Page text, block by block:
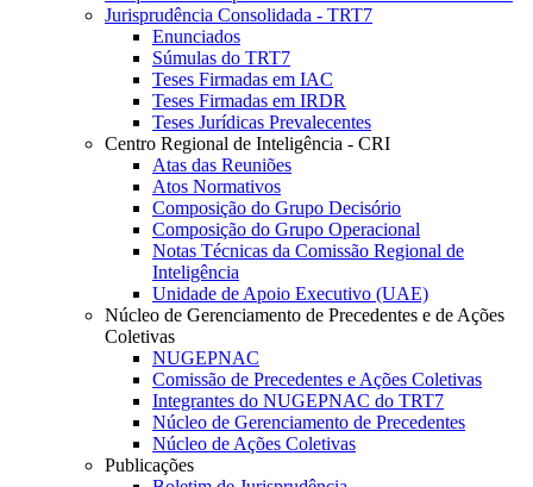
Jurisprudência Consolidada - TRT7
Enunciados
Súmulas do TRT7
Teses Firmadas em IAC
Teses Firmadas em IRDR
Teses Jurídicas Prevalecentes
Centro Regional de Inteligência - CRI
Atas das Reuniões
Atos Normativos
Composição do Grupo Decisório
Composição do Grupo Operacional
Notas Técnicas da Comissão Regional de
Inteligência
Unidade de Apoio Executivo (UAE)
Núcleo de Gerenciamento de Precedentes e de Ações
Coletivas
NUGEPNAC
Comissão de Precedentes e Ações Coletivas
Integrantes do NUGEPNAC do TRT7
Núcleo de Gerenciamento de Precedentes
Núcleo de Ações Coletivas
Publicações